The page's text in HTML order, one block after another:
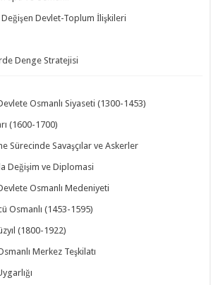
Devlet-Toplum İlişkileri
Denge Stratejisi
Osmanlı Siyaseti (1300-1453)
(1600-1700)
Sürecinde Savaşçılar ve Askerler
Değişim ve Diplomasi
Osmanlı Medeniyeti
Osmanlı (1453-1595)
(1800-1922)
Merkez Teşkilatı